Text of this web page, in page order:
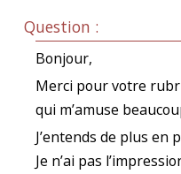
Question :
Bonjour,
Merci pour votre
qui m’amuse
J’entends de plus en
Je n’ai pas